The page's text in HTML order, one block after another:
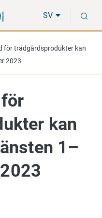
SV
för trädgårdsprodukter kan
2023
kan
1–